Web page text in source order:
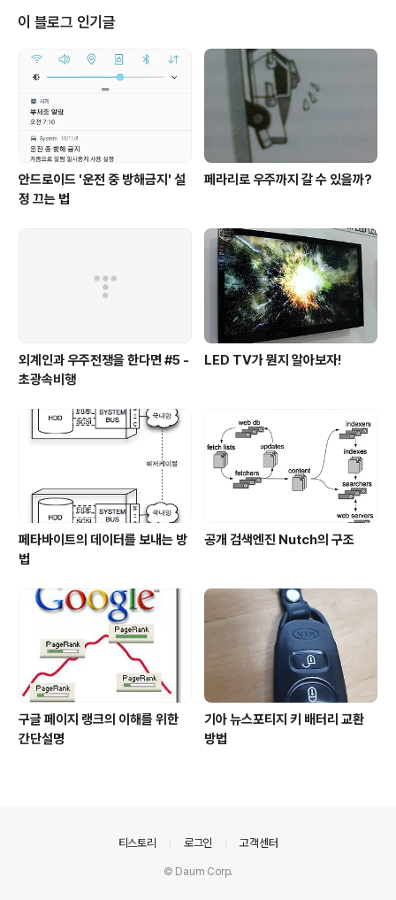
대충 알아 들었을 것 같다. 기본 개념은 이런 방식으로 '위
상A'='미래' 에서 '위상 B'='과거'로 보낸다는 내용이다. 그
리고 작중에서 '복사본'이라는 표현으로 미루어 보아 '미
래'에서 분해하면서 만들어 낸 정보(=설계도)만 '과거'로
보내서 그쪽 원소(또는 양자)로 재구성하는 방식으로 가정
한 것 같..
이 블로그 인기글
안드로이드 '운전 중 방해금지' 설
정 끄는 법
페라리로 우주까지 갈 수 있을까?
외계인과 우주전쟁을 한다면 #5 -
초광속비행
LED TV가 뭔지 알아보자!
페타바이트의 데이터를 보내는 방
법
공개 검색엔진 Nutch의 구조
구글 페이지 랭크의 이해를 위한
간단설명
기아 뉴스포티지 키 배터리 교환
방법
티스토리 로그인 고객센터
© Daum Corp.